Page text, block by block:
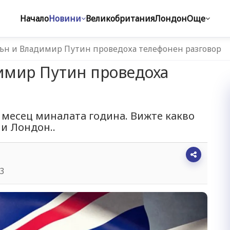
НачалоНовини ВеликобританияЛондонОще
и Владимир Путин проведоха телефонен разговор
Путин проведоха
миналата година. Вижте какво
и Лондон..